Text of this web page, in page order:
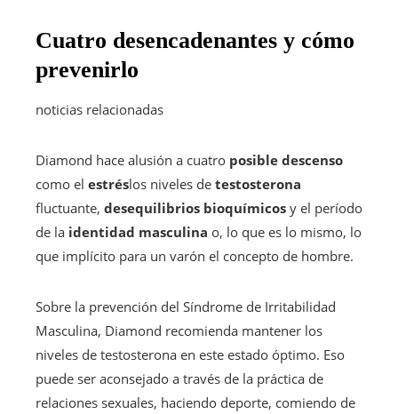
Cuatro desencadenantes y cómo
prevenirlo
noticias relacionadas
Diamond hace alusión a cuatro posible descenso
como el estréslos niveles de testosterona
fluctuante, desequilibrios bioquímicos y el período
de la identidad masculina o, lo que es lo mismo, lo
que implícito para un varón el concepto de hombre.
Sobre la prevención del Síndrome de Irritabilidad
Masculina, Diamond recomienda mantener los
niveles de testosterona en este estado óptimo. Eso
puede ser aconsejado a través de la práctica de
relaciones sexuales, haciendo deporte, comiendo de